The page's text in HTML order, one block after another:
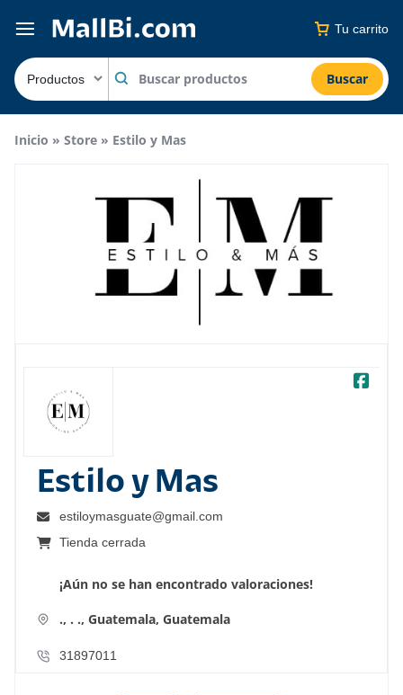
Tu carrito
Buscar
Inicio » Store » Estilo y Mas
Estilo y Mas
., . ., Guatemala, Guatemala
31897011
estiloymasguate@gmail.com
¡Aún no se han encontrado valoraciones!
Tienda cerrada